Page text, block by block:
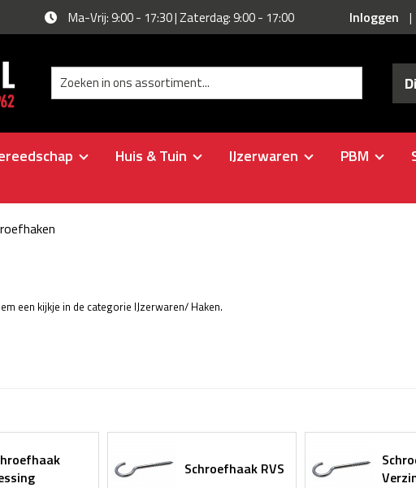
Ma-Vrij: 9:00 - 17:30 | Zaterdag: 9:00 - 17:00 Inloggen |
Huis & Tuin IJzerwaren PBM
een kijkje in de categorie IJzerwaren/ Haken.
Schroefhaak RVS